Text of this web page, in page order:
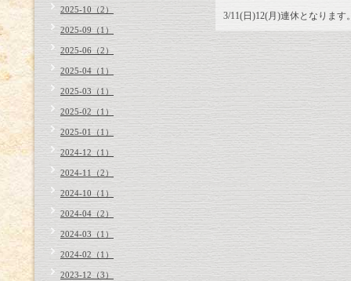
3/11(日)12(月)連休となります
2025-10（2）
2025-09（1）
2025-06（2）
2025-04（1）
2025-03（1）
2025-02（1）
2025-01（1）
2024-12（1）
2024-11（2）
2024-10（1）
2024-04（2）
2024-03（1）
2024-02（1）
2023-12（3）